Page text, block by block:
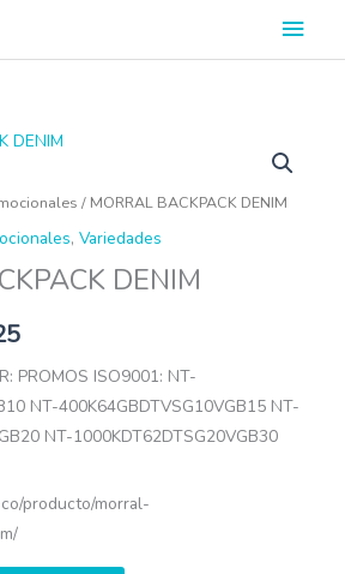
/ MORRAL BACKPACK DENIM
, Variedades
DENIM
PROMOS ISO9001: NT-
NT-400K64GBDTVSG10VGB15 NT-
NT-1000KDT62DTSG20VGB30
producto/morral-